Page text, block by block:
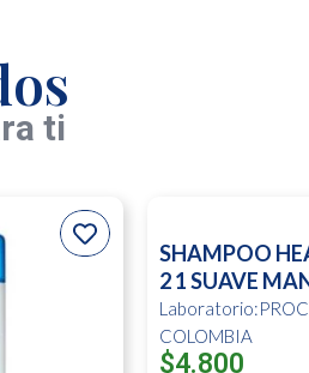
ti
SHAMPOO
2 1 SUAVE
COLOMBIA
$4.800